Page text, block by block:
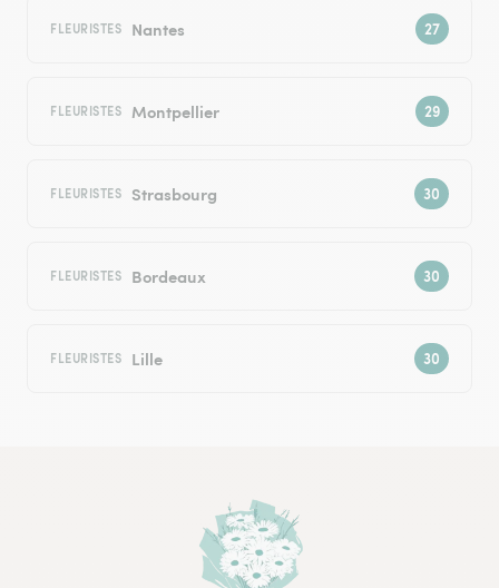
FLEURISTES Nantes
FLEURISTES Montpellier
FLEURISTES Strasbourg
FLEURISTES Bordeaux
FLEURISTES Lille